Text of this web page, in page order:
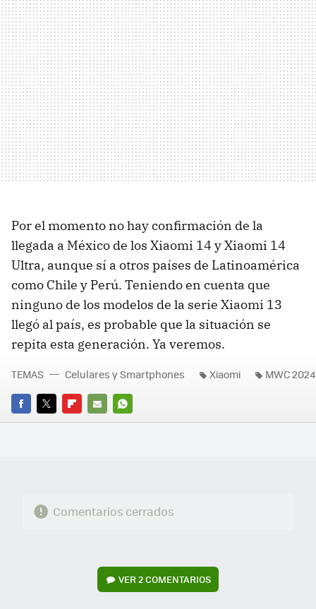
Por el momento no hay confirmación de la
llegada a México de los Xiaomi 14 y Xiaomi 14
Ultra, aunque sí a otros países de Latinoamérica
como Chile y Perú. Teniendo en cuenta que
ninguno de los modelos de la serie Xiaomi 13
llegó al país, es probable que la situación se
repita esta generación. Ya veremos.
FACEBOOK
TWITTERFLIPBOARD
E-
WHATSAPP
TEMAS Celulares y Smartphones Xiaomi MWC 2024
Comentarios cerrados
VER2 COMENTARIOS